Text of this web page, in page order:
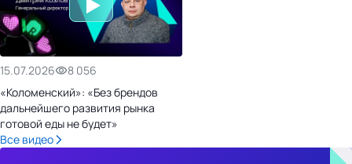
15.07.2026
8 056
«Коломенский»: «Без брендов
дальнейшего развития рынка
готовой еды не будет»
Все видео